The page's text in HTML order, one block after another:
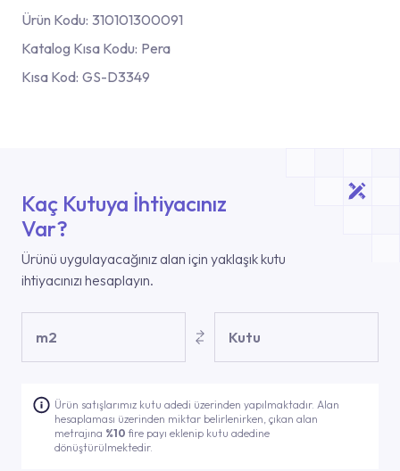
Ürün Kodu: 310101300091
Katalog Kısa Kodu: Pera
Kısa Kod: GS-D3349
Kaç Kutuya İhtiyacınız
Var?
Ürünü uygulayacağınız alan için yaklaşık kutu
ihtiyacınızı hesaplayın.
m2 Kutu
Ürün satışlarımız kutu adedi üzerinden yapılmaktadır. Alan
hesaplaması üzerinden miktar belirlenirken, çıkan alan
metrajına %10fire payı eklenip kutu adedine
dönüştürülmektedir.